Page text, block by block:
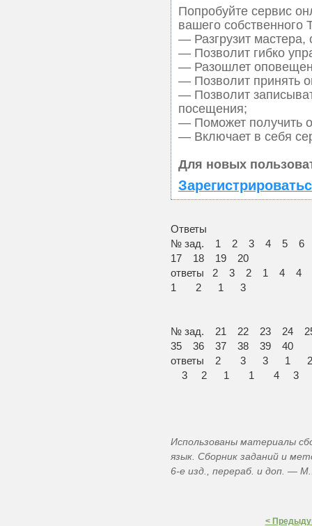
Попробуйте сервис
вашего собственного
— Разгрузит
— Позволит гибко
— Разошлет
— Позволит принять
— Позволит
посещения;
— Поможет получить
— Включает в себя
Для новых
Ответы
№ зад. 1 2 3 4 5 6
17 18 19 20
ответы 2 3 2
1 2 1 3
№ зад. 21 22 23 24
35 36 37 38 39 40
ответы 2 3
3 2 1 1 4 3
Использованы материалы
язык. Сборник заданий и
6-е изд., перераб. и доп. —
<